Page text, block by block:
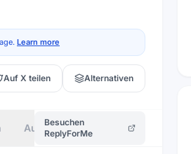
Learn more
Auf X teilen Alternativen
AutorBesuchen
ReplyForMe